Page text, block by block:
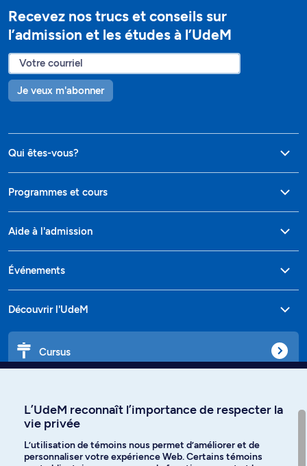
Recevez nos trucs et conseils sur
l’admission et les études à l’UdeM
Je veux m'abonner
Qui êtes-vous?
Programmes et cours
Aide à l'admission
Événements
Découvrir l'UdeM
Cursus
Langues
L’UdeM reconnaît l’importance de respecter la
vie privée
L’utilisation de témoins nous permet d’améliorer et de
personnaliser votre expérience Web. Certains témoins